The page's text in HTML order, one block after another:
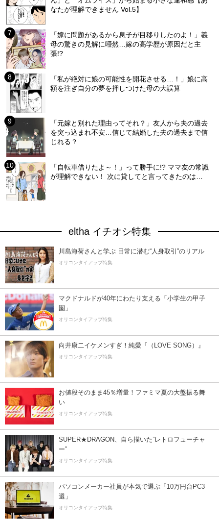
なたが理解できません Vol.5】
「嫁に問題があるから息子が目移りしたのよ！」義
母の驚きの見解に唖然…嫁の高学歴が原因だと主
張!?
「私が絶対に娘の可能性を開花させる…！」娘に高
額を注ぎ自分の夢を押しつけた母の大誤算
「元嫁と別れた理由ってそれ？」友人から夫の過去
を突っ込まれ不安…信じて結婚した夫の過去まで信
じれる？
「自転車借りたよ～！」って勝手に!? ママ友の常識
が理解できない！ 次に貸してと言ってきたのは…
eltha イチオシ特集
川島海荷さんと学ぶ 日常に潜む“人身取引”のリアル
オリコンタイアップ特集
マクドナルドが40年にわたり支える「小学生の甲子
園」
オリコンタイアップ特集
向井康二イケメンすぎ！純愛『（LOVE SONG）』
オリコンタイアップ特集
お値段そのまま45％増量！ファミマ夏の大盤振る舞
い
オリコンタイアップ特集
SUPER★DRAGON、自ら描いた”レトロフューチャ
ー”
オリコンタイアップ特集
パソコンメーカー社員が本気で選ぶ「10万円台PC3
選」
オリコンタイアップ特集